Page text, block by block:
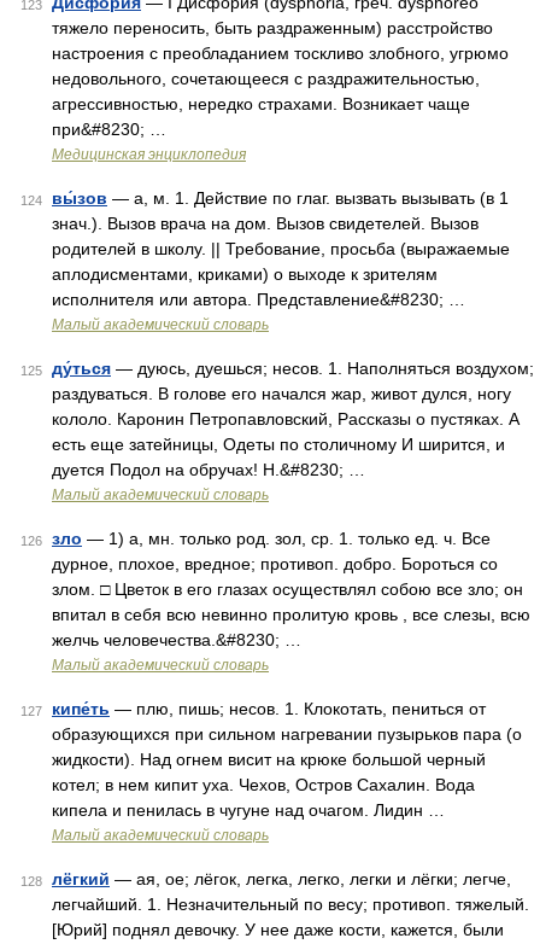
123
тяжело переносить, быть раздраженным) расстройство
настроения с преобладанием тоскливо злобного, угрюмо
недовольного, сочетающееся с раздражительностью,
агрессивностью, нередко страхами. Возникает чаще
при&#8230; …
Медицинская энциклопедия
124 вы́зов — а, м. 1. Действие по глаг. вызвать вызывать (в 1
знач.). Вызов врача на дом. Вызов свидетелей. Вызов
родителей в школу. || Требование, просьба (выражаемые
аплодисментами, криками) о выходе к зрителям
исполнителя или автора. Представление&#8230; …
Малый академический словарь
125 ду́ться — дуюсь, дуешься; несов. 1. Наполняться воздухом;
раздуваться. В голове его начался жар, живот дулся, ногу
кололо. Каронин Петропавловский, Рассказы о пустяках. А
есть еще затейницы, Одеты по столичному И ширится, и
дуется Подол на обручах! Н.&#8230; …
Малый академический словарь
126 зло — 1) а, мн. только род. зол, ср. 1. только ед. ч. Все
дурное, плохое, вредное; противоп. добро. Бороться со
злом. □ Цветок в его глазах осуществлял собою все зло; он
впитал в себя всю невинно пролитую кровь , все слезы, всю
желчь человечества.&#8230; …
Малый академический словарь
127 кипе́ть — плю, пишь; несов. 1. Клокотать, пениться от
образующихся при сильном нагревании пузырьков пара (о
жидкости). Над огнем висит на крюке большой черный
котел; в нем кипит уха. Чехов, Остров Сахалин. Вода
кипела и пенилась в чугуне над очагом. Лидин …
Малый академический словарь
128 лёгкий — ая, ое; лёгок, легка, легко, легки и лёгки; легче,
легчайший. 1. Незначительный по весу; противоп. тяжелый.
[Юрий] поднял девочку. У нее даже кости, кажется, были